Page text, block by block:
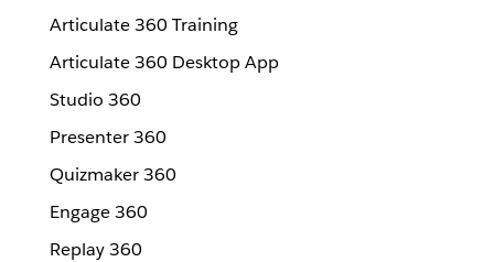
Articulate 360 Training
Articulate 360 Desktop App
Studio 360
Presenter 360
Quizmaker 360
Engage 360
Replay 360